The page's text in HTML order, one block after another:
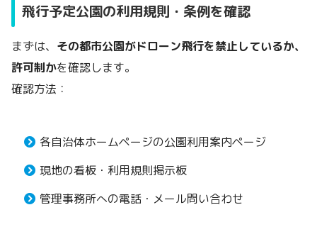
飛行予定公園の利用規則・条例を確認
まずは、 その都市公園がドローン飛行を禁止しているか、
許可制かを確認します。
確認方法：
各自治体ホームページの公園利用案内ページ
現地の看板・利用規則掲示板
管理事務所への電話・メール問い合わせ